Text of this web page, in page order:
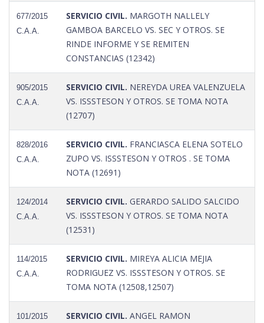
677/2015
C.A.A.
SERVICIO CIVIL. MARGOTH NALLELY
GAMBOA BARCELO VS. SEC Y OTROS. SE
RINDE INFORME Y SE REMITEN
CONSTANCIAS (12342)
905/2015
C.A.A.
SERVICIO CIVIL. NEREYDA UREA VALENZUELA
VS. ISSSTESON Y OTROS. SE TOMA NOTA
(12707)
828/2016
C.A.A.
SERVICIO CIVIL. FRANCIASCA ELENA SOTELO
ZUPO VS. ISSSTESON Y OTROS . SE TOMA
NOTA (12691)
124/2014
C.A.A.
SERVICIO CIVIL. GERARDO SALIDO SALCIDO
VS. ISSSTESON Y OTROS. SE TOMA NOTA
(12531)
114/2015
C.A.A.
SERVICIO CIVIL. MIREYA ALICIA MEJIA
RODRIGUEZ VS. ISSSTESON Y OTROS. SE
TOMA NOTA (12508,12507)
101/2015
SERVICIO CIVIL. ANGEL RAMON